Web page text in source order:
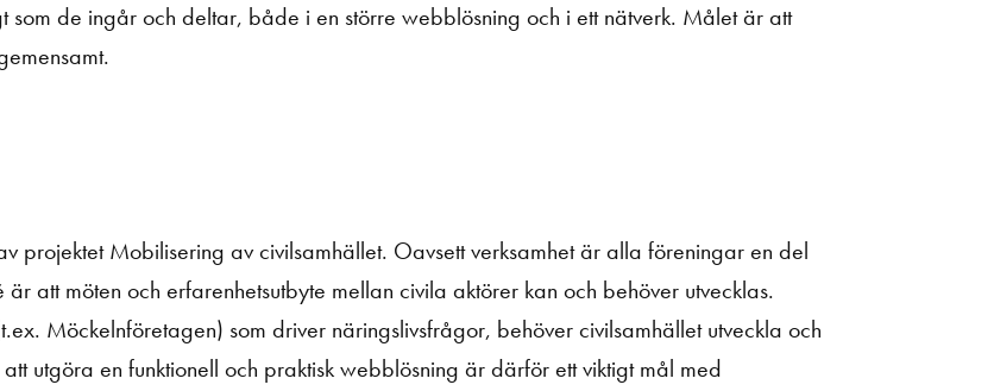
som de ingår och deltar, både i en större webblösning och i ett nätverk. Målet är att
projektet Mobilisering av civilsamhället. Oavsett verksamhet är alla föreningar en del
att möten och erfarenhetsutbyte mellan civila aktörer kan och behöver utvecklas.
Möckelnföretagen) som driver näringslivsfrågor, behöver civilsamhället utveckla och
utgöra en funktionell och praktisk webblösning är därför ett viktigt mål med